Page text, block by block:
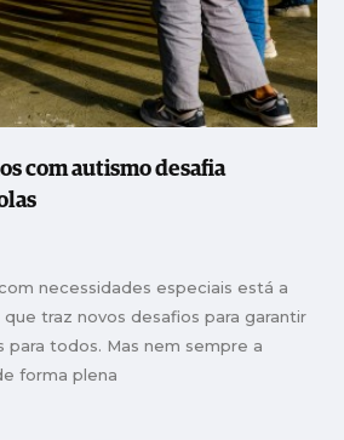
com autismo desafia
necessidades especiais está a
traz novos desafios para garantir
para todos. Mas nem sempre a
forma plena